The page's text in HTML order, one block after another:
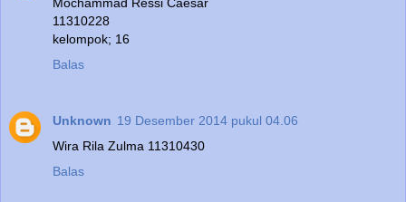
11310228
kelompok; 16
Balas
Unknown 19 Desember 2014 pukul 04.06
Wira Rila Zulma 11310430
Balas